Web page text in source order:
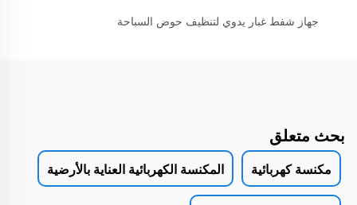
جهاز شفط غبار يدوي لتنظيف حوض السباحة
بحث متعلق
مكنسة كهربائية المكنسة الكهربائية العناية بالأرضية